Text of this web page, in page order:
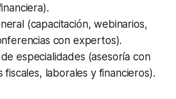
(capacitación, webinarios,
con expertos).
especialidades (asesoría con
fiscales, laborales y financieros).